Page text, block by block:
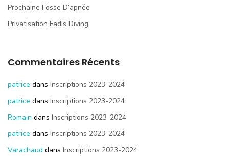
Prochaine Fosse D’apnée
Privatisation Fadis Diving
Commentaires Récents
patrice dans Inscriptions 2023-2024
patrice dans Inscriptions 2023-2024
Romain dans Inscriptions 2023-2024
patrice dans Inscriptions 2023-2024
Varachaud dans Inscriptions 2023-2024